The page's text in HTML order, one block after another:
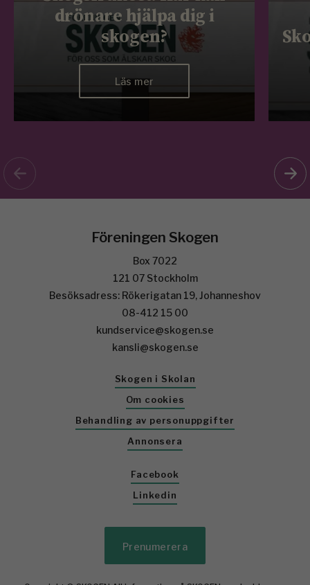
drönare hjälpa dig i
skogen?
Läs mer
Föreningen Skogen
Box 7022
121 07 Stockholm
Besöksadress: Rökerigatan 19, Johanneshov
08-412 15 00
kundservice@skogen.se
kansli@skogen.se
Skogen i Skolan
Om cookies
Behandling av personuppgifter
Annonsera
Facebook
Linkedin
Prenumerera